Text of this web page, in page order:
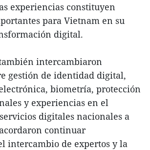
experiencias constituyen
para Vietnam en su
digital.
intercambiaron
gestión de identidad digital,
biometría, protección
y experiencias en el
digitales nacionales a
continuar
intercambio de expertos y la